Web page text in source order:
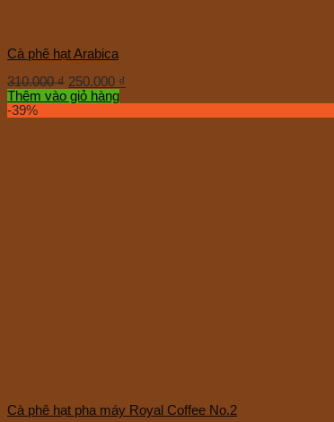
Cà phê hạt Arabica
310.000₫ 250.000 ₫
Thêm vào giỏ hàng
-39%
Cà phê hạt pha máy Royal Coffee No.2